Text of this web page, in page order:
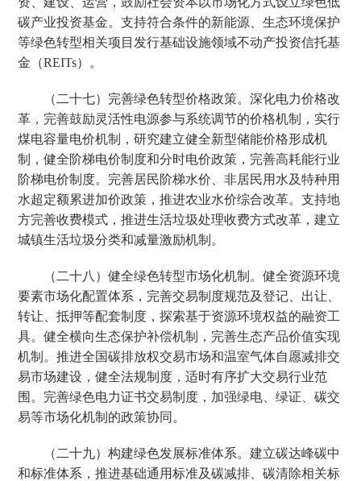
碳产业投资基金。支持符合条件的新能源、生态环境保护
等绿色转型相关项目发行基础设施领域不动产投资信托基
金（REITs）。
（二十七）完善绿色转型价格政策。深化电力价格改
革，完善鼓励灵活性电源参与系统调节的价格机制，实行
煤电容量电价机制，研究建立健全新型储能价格形成机
制，健全阶梯电价制度和分时电价政策，完善高耗能行业
阶梯电价制度。完善居民阶梯水价、非居民用水及特种用
水超定额累进加价政策，推进农业水价综合改革。支持地
方完善收费模式，推进生活垃圾处理收费方式改革，建立
城镇生活垃圾分类和减量激励机制。
（二十八）健全绿色转型市场化机制。健全资源环境
要素市场化配置体系，完善交易制度规范及登记、出让、
转让、抵押等配套制度，探索基于资源环境权益的融资工
具。健全横向生态保护补偿机制，完善生态产品价值实现
机制。推进全国碳排放权交易市场和温室气体自愿减排交
易市场建设，健全法规制度，适时有序扩大交易行业范
围。完善绿色电力证书交易制度，加强绿电、绿证、碳交
易等市场化机制的政策协同。
（二十九）构建绿色发展标准体系。建立碳达峰碳中
和标准体系，推进基础通用标准及碳减排、碳清除相关标